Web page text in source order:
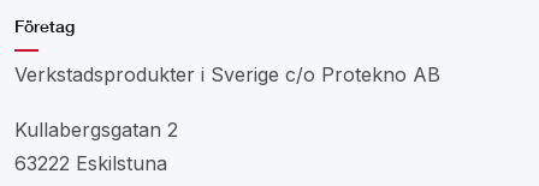
Företag
Verkstadsprodukter i Sverige c/o Protekno AB
Kullabergsgatan 2
63222 Eskilstuna